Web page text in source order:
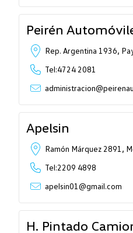
Peirén
Rep. Argentina 1936,
Tel:4724 2081
Apelsin
Ramón Márquez 2891,
Tel:2209 4898
apelsin01@gmail.com
H. Pintado